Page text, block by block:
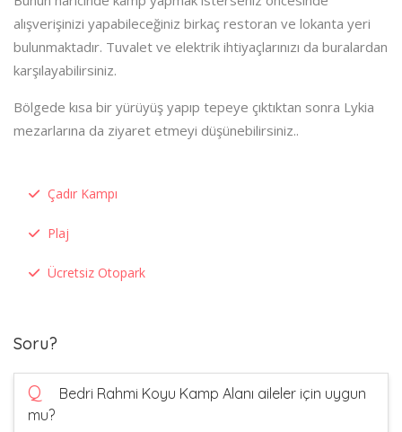
alışverişinizi yapabileceğiniz birkaç restoran ve lokanta yeri
bulunmaktadır. Tuvalet ve elektrik ihtiyaçlarınızı da buralardan
karşılayabilirsiniz.
Bölgede kısa bir yürüyüş yapıp tepeye çıktıktan sonra Lykia
mezarlarına da ziyaret etmeyi düşünebilirsiniz..
Çadır Kampı
Plaj
Ücretsiz Otopark
Soru?
Q
Bedri Rahmi Koyu Kamp Alanı aileler için uygun
mu?